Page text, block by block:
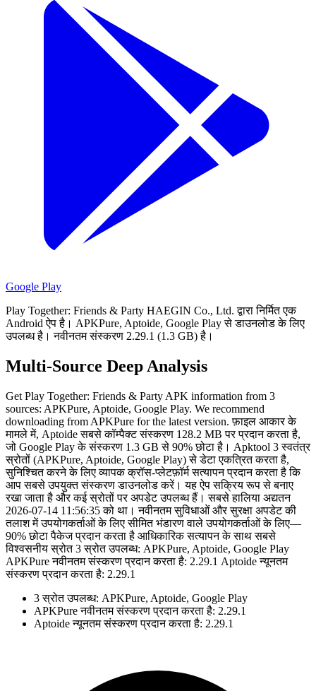
Google Play
Play Together: Friends & Party HAEGIN Co., Ltd. द्वारा निर्मित एक
Android ऐप है। APKPure, Aptoide, Google Play से डाउनलोड के लिए
उपलब्ध है। नवीनतम संस्करण 2.29.1 (1.3 GB) है।
Multi-Source Deep Analysis
Get Play Together: Friends & Party APK information from 3
sources: APKPure, Aptoide, Google Play. We recommend
downloading from APKPure for the latest version. फ़ाइल आकार के
मामले में, Aptoide सबसे कॉम्पैक्ट संस्करण 128.2 MB पर प्रदान करता है,
जो Google Play के संस्करण 1.3 GB से 90% छोटा है। Apktool 3 स्वतंत्र
स्रोतों (APKPure, Aptoide, Google Play) से डेटा एकत्रित करता है,
सुनिश्चित करने के लिए व्यापक क्रॉस-प्लेटफ़ॉर्म सत्यापन प्रदान करता है कि
आप सबसे उपयुक्त संस्करण डाउनलोड करें। यह ऐप सक्रिय रूप से बनाए
रखा जाता है और कई स्रोतों पर अपडेट उपलब्ध हैं। सबसे हालिया अद्यतन
2026-07-14 11:56:35 को था। नवीनतम सुविधाओं और सुरक्षा अपडेट की
तलाश में उपयोगकर्ताओं के लिए सीमित भंडारण वाले उपयोगकर्ताओं के लिए—
90% छोटा पैकेज प्रदान करता है आधिकारिक सत्यापन के साथ सबसे
विश्वसनीय स्रोत 3 स्रोत उपलब्ध: APKPure, Aptoide, Google Play
APKPure नवीनतम संस्करण प्रदान करता है: 2.29.1 Aptoide न्यूनतम
संस्करण प्रदान करता है: 2.29.1
3 स्रोत उपलब्ध: APKPure, Aptoide, Google Play
APKPure नवीनतम संस्करण प्रदान करता है: 2.29.1
Aptoide न्यूनतम संस्करण प्रदान करता है: 2.29.1